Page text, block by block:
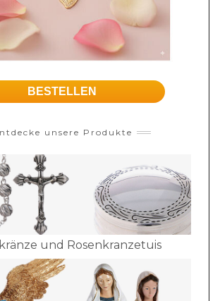
BESTELLEN
unsere Produkte
und Rosenkranzetuis